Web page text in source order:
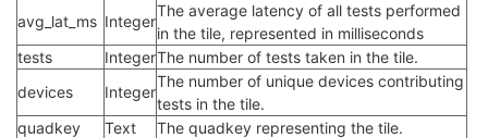
avg_lat_ms Integer
The average latency of all tests performed
in the tile, represented in milliseconds
tests
IntegerThe number of tests taken in the tile.
devices
Integer
The number of unique devices contributing
tests in the tile.
quadkey
Text The quadkey representing the tile.